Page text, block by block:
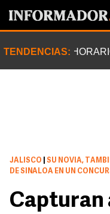
TENDENCIAS:
JALISCO
SU NOVIA,
DE SINALOA EN UN
Capturan